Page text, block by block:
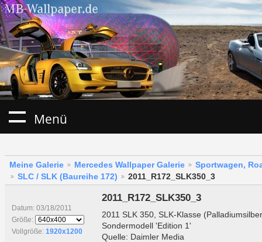
Menü
Meine Galerie Mercedes Wallpaper Galerie
Sportwagen,
SLC / SLK (Baureihe 172)
2011_R172_SLK350_3
Datum: 03/18/2011
Größe:
Vollgröße: 1920x1200
2011_R172_SLK350_3
2011 SLK 350, SLK-Klasse
Sondermodell 'Edition 1'
Quelle: Daimler Media